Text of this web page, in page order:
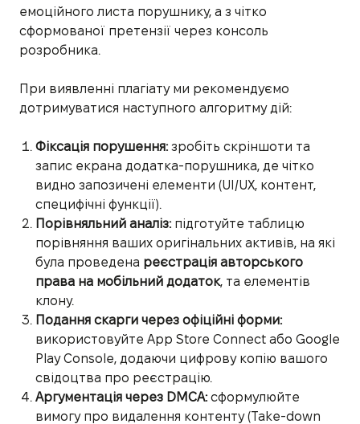
емоційного листа порушнику, а з чітко
сформованої претензії через консоль
розробника.
При виявленні плагіату ми рекомендуємо
дотримуватися наступного алгоритму дій:
Фіксація порушення:зробіть скріншоти та
запис екрана додатка-порушника, де чітко
видно запозичені елементи (UI/UX, контент,
специфічні функції).
Порівняльний аналіз:підготуйте таблицю
порівняння ваших оригінальних активів, на які
була проведена реєстрація авторського
права на мобільний додаток, та елементів
клону.
Подання скарги через офіційні форми:
використовуйте App Store Connect або Google
Play Console, додаючи цифрову копію вашого
свідоцтва про реєстрацію.
Аргументація через DMCA:сформулюйте
вимогу про видалення контенту (Take-down